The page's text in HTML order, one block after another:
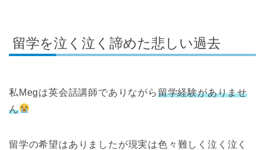
留学を泣く泣く諦めた悲しい過去
私Megは英会話講師でありながら留学経験がありませ
ん
留学の希望はありましたが現実は色々難しく泣く泣く